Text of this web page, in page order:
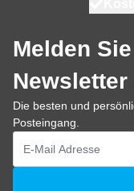
Melden
Newsletter
Die besten und
Posteingang.
E-Mailadresse